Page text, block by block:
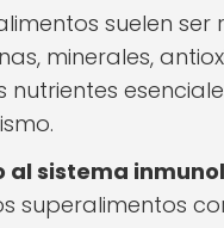
suelen ser
minerales,
nutrientes
al sistema
superalimentos